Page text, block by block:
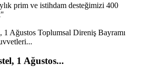
prim ve istihdam desteğimizi 400
1 Ağustos...